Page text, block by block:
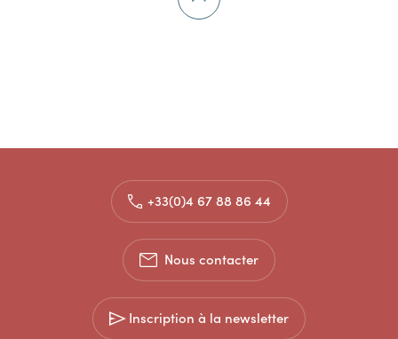
+33(0)4 67 88 86 44
Nous contacter
Inscription à la newsletter